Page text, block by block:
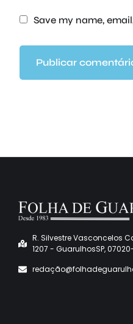
Save my name,
R. Silvestre Vasconcelos
1207 - GuarulhosSP,
redaçã